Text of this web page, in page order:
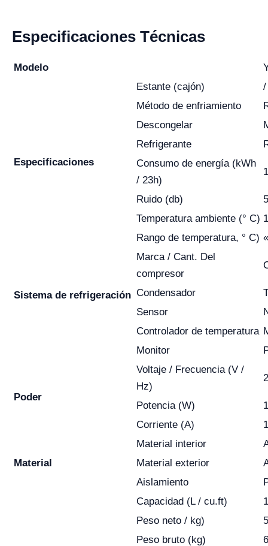
Especificaciones Técnicas
Modelo
Especificaciones
Estante (cajón)
/
Método de enfriamiento
Descongelar
Refrigerante
Consumo de energía (kWh
/ 23h)
Ruido (db)
Temperatura ambiente (° C)
Rango de temperatura, ° C)
Sistema de refrigeración
Marca / Cant. Del
compresor
Condensador
Sensor
Controlador de temperatura
Monitor
Poder
Voltaje / Frecuencia (V /
Hz)
Potencia (W)
Corriente (A)
Material
Material interior
Material exterior
Aislamiento
Capacidad (L / cu.ft)
Peso neto / kg)
Peso bruto (kg)